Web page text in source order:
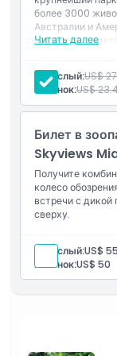
для любителей
прикоснуться к
Основные
Включено
Политика в
Исключения
Часы работы
более 3000
Австралии и
насладитесь
приключение
дикой природы.
Читать далее
Взрослый:US$
Ребенок:US$
Билет в
Skyviews
Получите
колесо
встречи с
сверху.
Взрослый:US$ 55
Ребенок:US$ 50